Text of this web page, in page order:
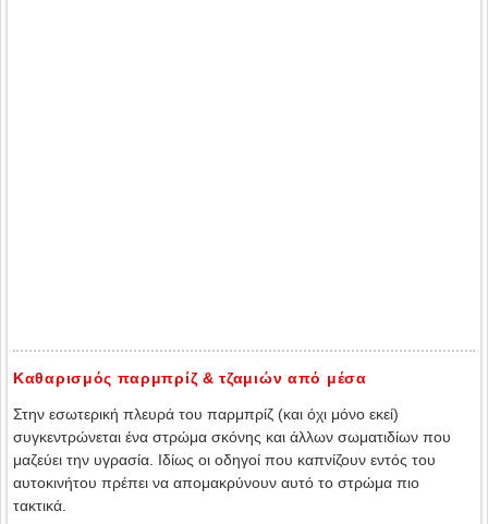
Καθαρισμός παρμπρίζ & τζαμιών από μέσα
Στην εσωτερική πλευρά του παρμπρίζ (και όχι μόνο εκεί)
συγκεντρώνεται ένα στρώμα σκόνης και άλλων σωματιδίων που
μαζεύει την υγρασία. Ιδίως οι οδηγοί που καπνίζουν εντός του
αυτοκινήτου πρέπει να απομακρύνουν αυτό το στρώμα πιο
τακτικά.